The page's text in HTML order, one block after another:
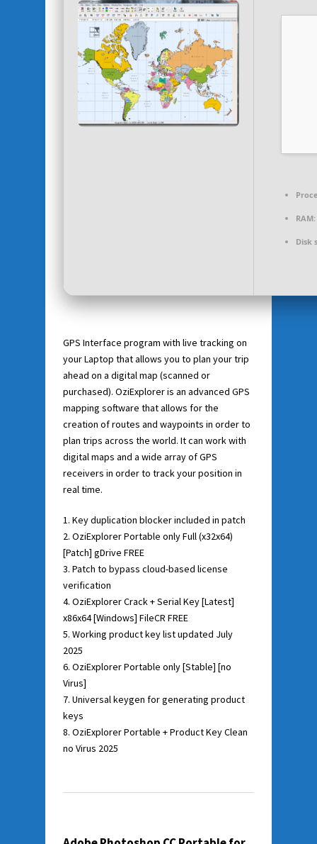
RAM:
Disk
GPS Interface program with live tracking on
your Laptop that allows you to plan your trip
ahead on a digital map (scanned or
purchased). OziExplorer is an advanced GPS
mapping software that allows for the
creation of routes and waypoints in order to
plan trips across the world. It can work with
digital maps and a wide array of GPS
receivers in order to track your position in
real time.
Key duplication blocker included in patch
OziExplorer Portable only Full (x32x64)
[Patch] gDrive FREE
Patch to bypass cloud-based license
verification
OziExplorer Crack + Serial Key [Latest]
x86x64 [Windows] FileCR FREE
Working product key list updated July
2025
OziExplorer Portable only [Stable] [no
Virus]
Universal keygen for generating product
keys
OziExplorer Portable + Product Key Clean
no Virus 2025